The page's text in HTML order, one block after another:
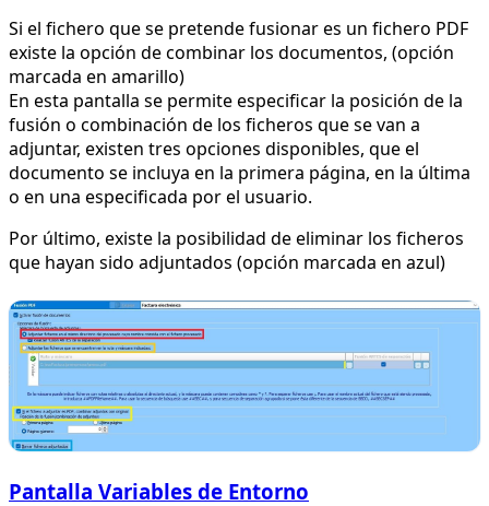
Si el fichero que se pretende fusionar es un fichero PDF
existe la opción de combinar los documentos, (opción
marcada en amarillo)
En esta pantalla se permite especificar la posición de la
fusión o combinación de los ficheros que se van a
adjuntar, existen tres opciones disponibles, que el
documento se incluya en la primera página, en la última
o en una especificada por el usuario.
Por último, existe la posibilidad de eliminar los ficheros
que hayan sido adjuntados (opción marcada en azul)
Pantalla Variables de Entorno